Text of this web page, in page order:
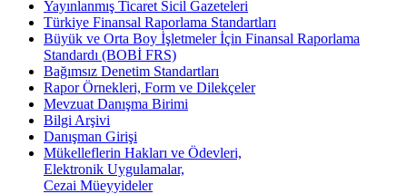
Yayınlanmış Ticaret Sicil Gazeteleri
Türkiye Finansal Raporlama Standartları
Büyük ve Orta Boy İşletmeler İçin Finansal Raporlama
Standardı (BOBİ FRS)
Bağımsız Denetim Standartları
Rapor Örnekleri, Form ve Dilekçeler
Mevzuat Danışma Birimi
Bilgi Arşivi
Danışman Girişi
Mükelleflerin Hakları ve Ödevleri,
Elektronik Uygulamalar,
Cezai Müeyyideler